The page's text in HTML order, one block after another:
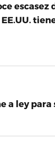
escasez
a ley